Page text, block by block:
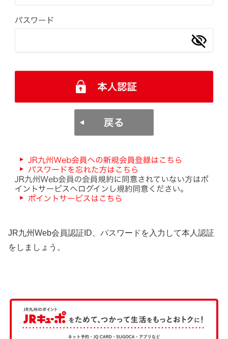
JR九州Web会員認証ID、パスワードを入力して本人認証
をしましょう。